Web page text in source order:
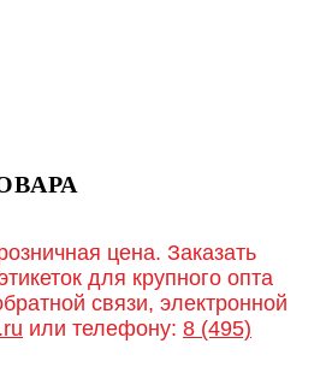
цена. Заказать
для крупного опта
связи, электронной
или телефону: 8 (495)